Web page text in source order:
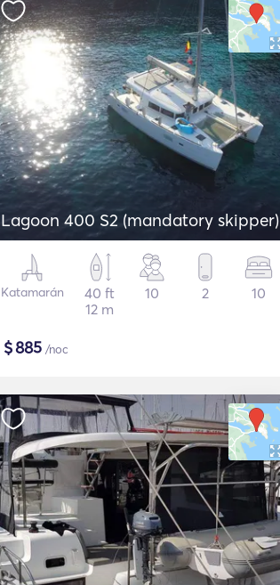
Lagoon 400 S2 (mandatory skipper)
Katamarán
40 ft
12 m
10 2 10
$885 /noc